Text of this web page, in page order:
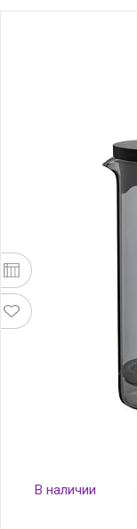
Френч-
серый,
В наличии